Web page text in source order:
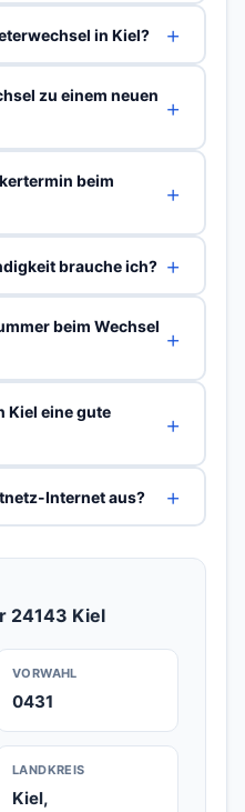
in Kiel?
zu einem neuen
beim
brauche ich?
beim Wechsel
Kiel eine gute
Internet aus?
24143 Kiel
VORWAHL
0431
LANDKREIS
Kiel,